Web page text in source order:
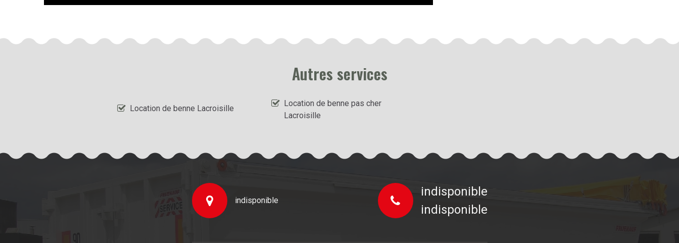
Autres services
Location de benne Lacroisille
Location de benne pas cher
Lacroisille
indisponible
indisponible
indisponible